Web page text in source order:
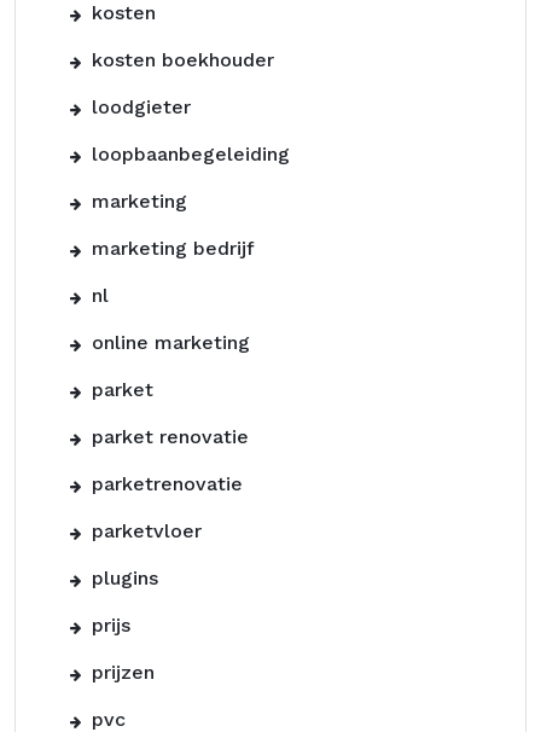
kosten
kosten boekhouder
loodgieter
loopbaanbegeleiding
marketing
marketing bedrijf
nl
online marketing
parket
parket renovatie
parketrenovatie
parketvloer
plugins
prijs
prijzen
pvc